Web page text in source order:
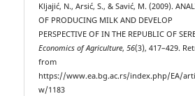
Kljajić, N., Arsić, S., & Savić, M. (2009).
OF PRODUCING MILK AND DEVELOP
PERSPECTIVE OF IN THE REPUBLIC OF
Economics of Agriculture,56(3), 417–429.
from
https://www.ea.bg.ac.rs/index.php/EA/
w/1183